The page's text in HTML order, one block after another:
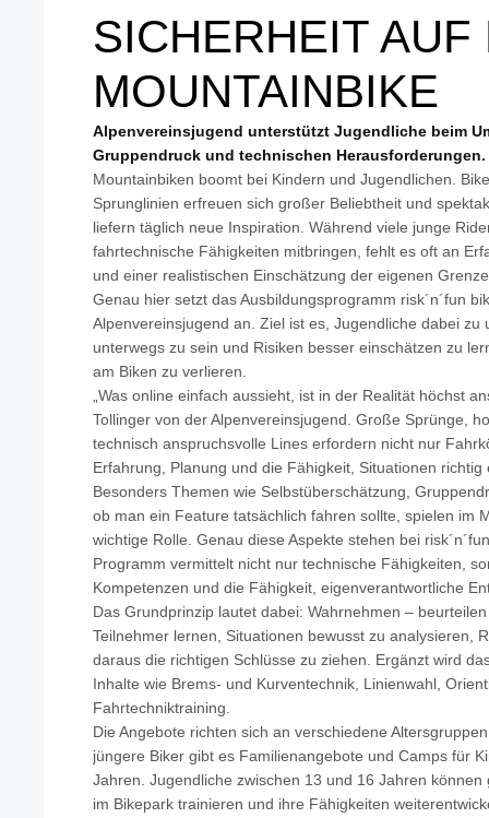
SICHERHEIT AUF
MOUNTAINBIKE
Alpenvereinsjugend unterstützt Jugendliche beim
Gruppendruck und technischen Herausforderungen.
Mountainbiken boomt bei Kindern und Jugendlichen.
Sprunglinien erfreuen sich großer Beliebtheit und
liefern täglich neue Inspiration. Während viele junge
fahrtechnische Fähigkeiten mitbringen, fehlt es oft an
und einer realistischen Einschätzung der eigenen
Genau hier setzt das Ausbildungsprogramm risk´n´fun
Alpenvereinsjugend an. Ziel ist es, Jugendliche dabei zu
unterwegs zu sein und Risiken besser einschätzen zu
am Biken zu verlieren.
„Was online einfach aussieht, ist in der Realität höchst
Tollinger von der Alpenvereinsjugend. Große Sprünge,
technisch anspruchsvolle Lines erfordern nicht nur
Erfahrung, Planung und die Fähigkeit, Situationen richtig
Besonders Themen wie Selbstüberschätzung,
ob man ein Feature tatsächlich fahren sollte, spielen im
wichtige Rolle. Genau diese Aspekte stehen bei
Programm vermittelt nicht nur technische Fähigkeiten,
Kompetenzen und die Fähigkeit, eigenverantwortliche
Das Grundprinzip lautet dabei: Wahrnehmen –
Teilnehmer lernen, Situationen bewusst zu analysieren,
daraus die richtigen Schlüsse zu ziehen. Ergänzt wird
Inhalte wie Brems- und Kurventechnik, Linienwahl,
Fahrtechniktraining.
Die Angebote richten sich an verschiedene
jüngere Biker gibt es Familienangebote und Camps für
Jahren. Jugendliche zwischen 13 und 16 Jahren
im Bikepark trainieren und ihre Fähigkeiten